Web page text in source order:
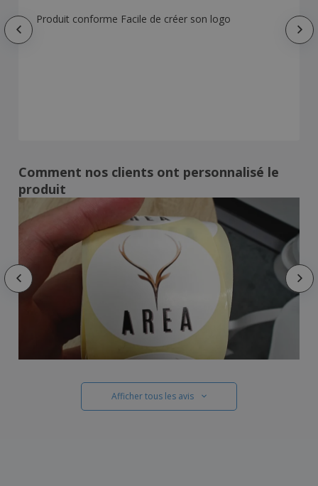
Produit conforme Facile de créer son logo
Comment nos clients ont personnalisé le
produit
Afficher tous les avis